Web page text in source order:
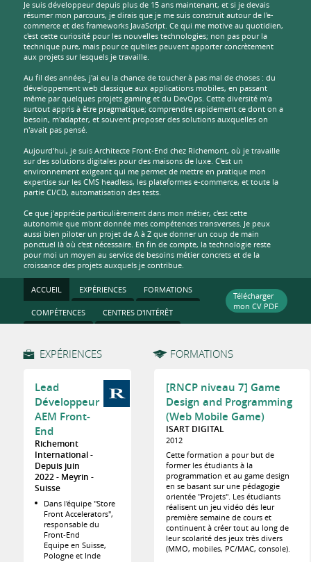
Je suis développeur depuis plus de 15 ans maintenant, et si je devais
résumer mon parcours, je dirais que je me suis construit autour de l'e-
commerce et des frameworks JavaScript. Ce qui me motive au quotidien,
c'est cette curiosité pour les nouvelles technologies; non pas pour la
technique pure, mais pour ce qu'elles peuvent apporter concrètement
aux projets sur lesquels je travaille.
Au fil des années, j'ai eu la chance de toucher à pas mal de choses : du
développement web classique aux applications mobiles, en passant
même par quelques projets gaming et du DevOps. Cette diversité m'a
surtout appris à être pragmatique; comprendre rapidement ce dont on a
besoin, m'adapter, et souvent proposer des solutions auxquelles on
n'avait pas pensé.
Aujourd'hui, je suis Architecte Front-End chez Richemont, où je travaille
sur des solutions digitales pour des maisons de luxe. C'est un
environnement exigeant qui me permet de mettre en pratique mon
expertise sur les CMS headless, les plateformes e-commerce, et toute la
partie CI/CD, automatisation des tests.
Ce que j'apprécie particulièrement dans mon métier, c'est cette
autonomie que m'ont donnée mes compétences transverses. Je peux
aussi bien piloter un projet de A à Z que donner un coup de main
ponctuel là où c'est nécessaire. En fin de compte, la technologie reste
pour moi un moyen au service de besoins métier concrets et de la
croissance des projets auxquels je contribue.
ACCUEIL EXPÉRIENCES FORMATIONS
COMPÉTENCES CENTRES D'INTÉRÊT
Télécharger
mon CV PDF
EXPÉRIENCES
Lead
Développeur
AEM Front-
End
Richemont
International
Depuis juin
2022 Meyrin
Suisse
Dans l'équipe "Store
Front Accelerators",
responsable du
Front-End
Equipe en Suisse,
Pologne et Inde
FORMATIONS
[RNCP niveau 7] Game
Design and Programming
(Web Mobile Game)
ISART DIGITAL
2012
Cette formation a pour but de
former les étudiants à la
programmation et au game design
en se basant sur une pédagogie
orientée "Projets". Les étudiants
réalisent un jeu vidéo dés leur
première semaine de cours et
continuent à créer tout au long de
leur scolarité des jeux très divers
(MMO, mobiles, PC/MAC, console).